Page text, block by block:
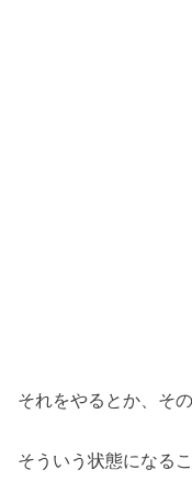
それをやるとか、そ
そういう状態になる